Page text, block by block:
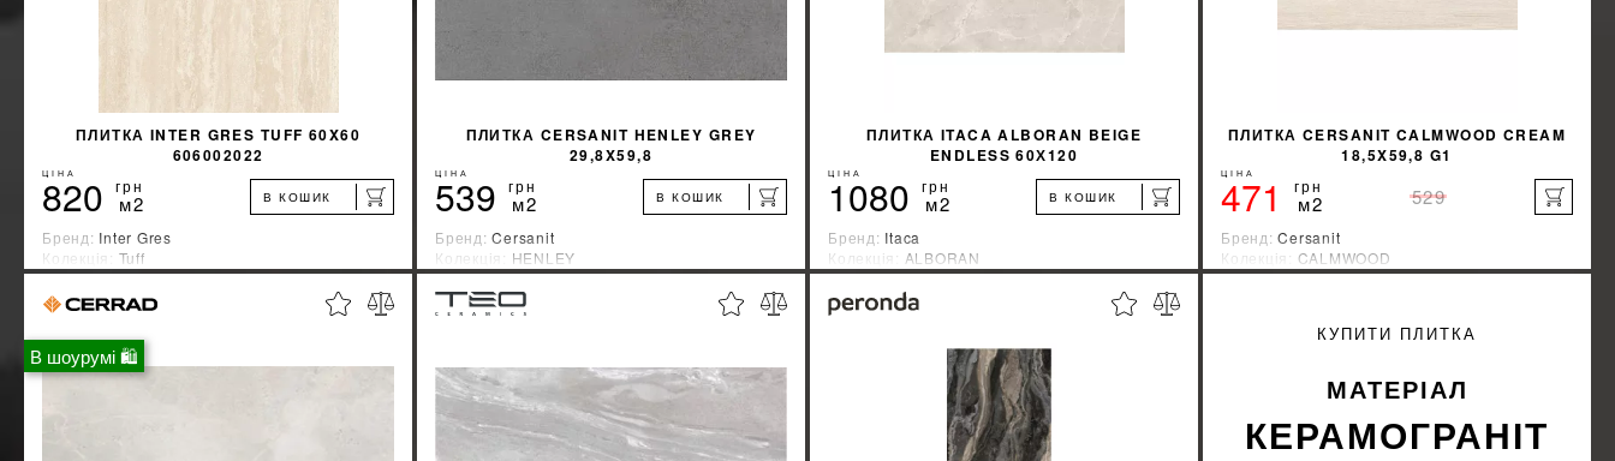
ПЛИТКА INTER GRES TUFF 60X60
606002022
ЦІНА
820 грн
м2 В КОШИК
Бренд: Inter Gres
Колекція: Tuff
Країна-виробник:Украина
%
ПЛИТКА CERSANIT HENLEY GREY
29,8X59,8
ЦІНА
539 грн
м2 В КОШИК
Бренд:Cersanit
Колекція: HENLEY
Країна-виробник:Украина
%
КУПИТИ
ПЛИТКА ITACA ALBORAN BEIGE
ENDLESS 60Х120
ЦІНА
1080 грн
м2 В КОШИК
Бренд: Itaca
Колекція: ALBORAN
Країна-виробник:Индия
%
КУПИТИ
ПЛИТКА CERSANIT CALMWOOD CREAM
18,5X59,8 G1
ЦІНА
471 грн
м2 529
Бренд:Cersanit
Колекція: CALMWOOD
Країна-виробник:Украина
В шоурумі 🛍
КУПИТИ ПЛИТКА
МАТЕРІАЛ
КЕРАМОГРАНІТ